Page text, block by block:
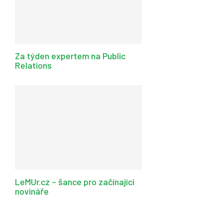
Za týden expertem na Public
Relations
LeMUr.cz – šance pro začínající
novináře